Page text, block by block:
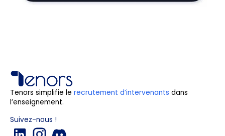
Tenors simplifie le recrutement d’intervenants dans
l’enseignement.
Suivez-nous !